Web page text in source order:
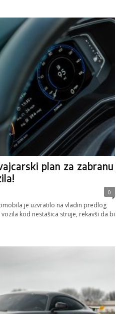
plan za zabranu
0
je uzvratilo na vladin predlog
kod nestašica struje, rekavši da bi